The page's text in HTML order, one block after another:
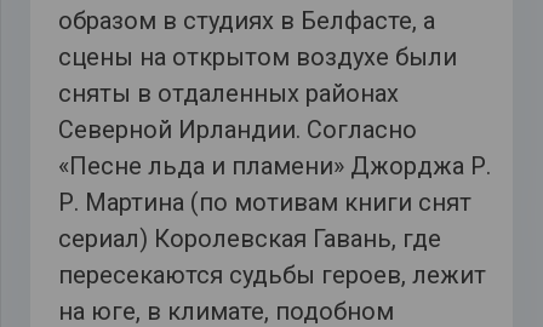
образом в студиях в Белфасте, а
сцены на открытом воздухе были
сняты в отдаленных районах
Северной Ирландии. Согласно
«Песне льда и пламени» Джорджа Р.
Р. Мартина (по мотивам книги снят
сериал) Королевская Гавань, где
пересекаются судьбы героев, лежит
на юге, в климате, подобном